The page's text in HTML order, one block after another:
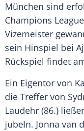
München sind
Champions League
Vizemeister
sein Hinspiel bei
Rückspiel findet
Ein Eigentor von
die Treffer von
Laudehr (86.)
jubeln. Jonna van